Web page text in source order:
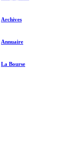
Archives
Annuaire
La Bourse